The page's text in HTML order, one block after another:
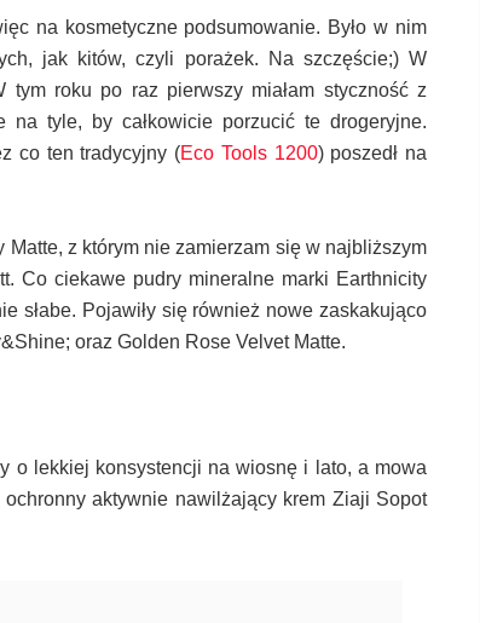
na kosmetyczne podsumowanie. Było w nim
jak kitów, czyli porażek. Na szczęście;) W
roku po raz pierwszy miałam styczność z
na tyle, by całkowicie porzucić te drogeryjne.
co ten tradycyjny (Eco Tools 1200) poszedł na
z którym nie zamierzam się w najbliższym
Co ciekawe pudry mineralne marki Earthnicity
słabe. Pojawiły się również nowe zaskakująco
oraz Golden Rose Velvet Matte.
o lekkiej konsystencji na wiosnę i lato, a mowa
ochronny aktywnie nawilżający krem Ziaji Sopot